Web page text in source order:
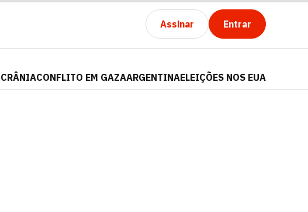
Assinar Entrar
CONFLITO EM GAZAARGENTINAELEIÇÕES NOS EUA